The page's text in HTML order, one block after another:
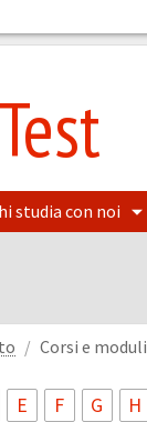
studia con noi
Corsi e moduli
E F G H